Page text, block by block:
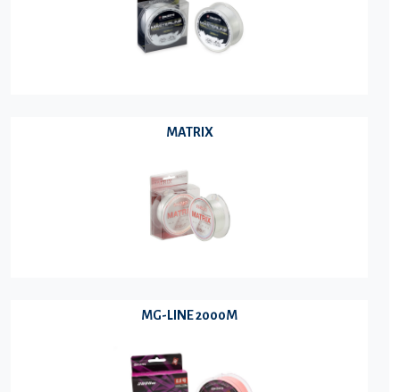
MATRIX
MG-LINE 2000M